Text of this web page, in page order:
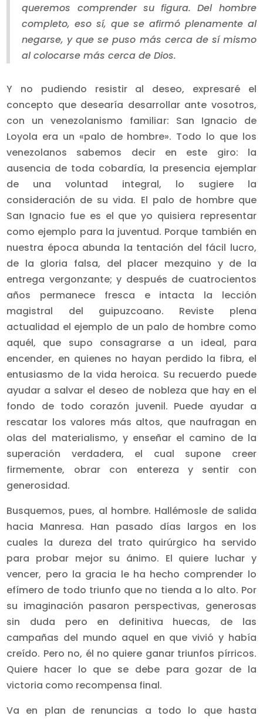
queremos comprender su figura. Del hombre
completo, eso sí, que se afirmó plenamente al
negarse, y que se puso más cerca de sí mismo
al colocarse más cerca de Dios.
Y no pudiendo resistir al deseo, expresaré el
concepto que desearía desarrollar ante vosotros,
con un venezolanismo familiar: San Ignacio de
Loyola era un «palo de hombre». Todo lo que los
venezolanos sabemos decir en este giro: la
ausencia de toda cobardía, la presencia ejemplar
de una voluntad integral, lo sugiere la
consideración de su vida. El palo de hombre que
San Ignacio fue es el que yo quisiera representar
como ejemplo para la juventud. Porque también en
nuestra época abunda la tentación del fácil lucro,
de la gloria falsa, del placer mezquino y de la
entrega vergonzante; y después de cuatrocientos
años permanece fresca e intacta la lección
magistral del guipuzcoano. Reviste plena
actualidad el ejemplo de un palo de hombre como
aquél, que supo consagrarse a un ideal, para
encender, en quienes no hayan perdido la fibra, el
entusiasmo de la vida heroica. Su recuerdo puede
ayudar a salvar el deseo de nobleza que hay en el
fondo de todo corazón juvenil. Puede ayudar a
rescatar los valores más altos, que naufragan en
olas del materialismo, y enseñar el camino de la
superación verdadera, el cual supone creer
firmemente, obrar con entereza y sentir con
generosidad.
Busquemos, pues, al hombre. Hallémosle de salida
hacia Manresa. Han pasado días largos en los
cuales la dureza del trato quirúrgico ha servido
para probar mejor su ánimo. El quiere luchar y
vencer, pero la gracia le ha hecho comprender lo
efímero de todo triunfo que no tienda a lo alto. Por
su imaginación pasaron perspectivas, generosas
sin duda pero en definitiva huecas, de las
campañas del mundo aquel en que vivió y había
creído. Pero no, él no quiere ganar triunfos pírricos.
Quiere hacer lo que se debe para gozar de la
victoria como recompensa final.
Va en plan de renuncias a todo lo que hasta